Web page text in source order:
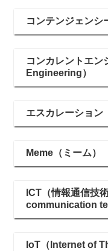
コンテンジェンシ
コンカレントエ
Engineering）
エスカレーション
Meme（ミーム）
ICT（情報通信
communication
IoT（Internet of